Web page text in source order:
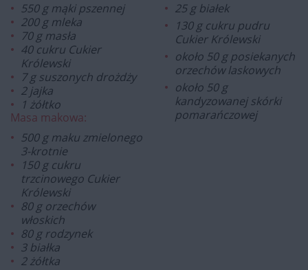
550 g mąki pszennej
200 g mleka
70 g masła
40 cukru Cukier
Królewski
7 g suszonych drożdży
2 jajka
1 żółtko
Masa makowa:
500 g maku zmielonego
3-krotnie
150 g cukru
trzcinowego Cukier
Królewski
80 g orzechów
włoskich
80 g rodzynek
3 białka
2 żółtka
25 g białek
130 g cukru pudru
Cukier Królewski
około 50 g posiekanych
orzechów laskowych
około 50 g
kandyzowanej skórki
pomarańczowej